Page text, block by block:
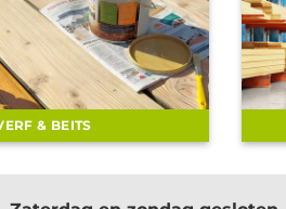
& BEITS